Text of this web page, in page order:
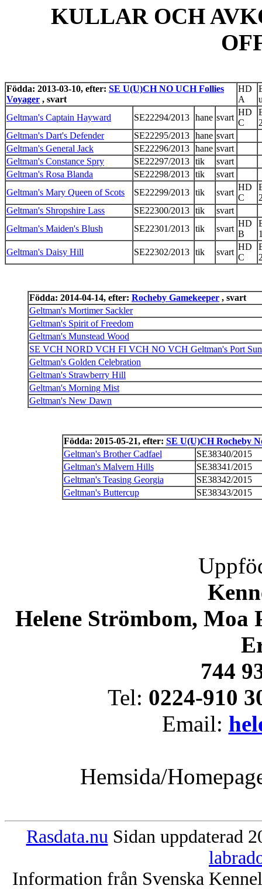
KULLAR OCH
Födda: 2013-03-10, efter: SE U(U)CH NO UCH Follies
Voyager , svart
HD
A
Geltman's Captain Hayward
SE22294/2013 hane svart
HD
C
Geltman's Dart's Defender
SE22295/2013 hane svart
Geltman's General Jack
SE22296/2013 hane svart
Geltman's Constance Spry
SE22297/2013 tik
svart
Geltman's Rosa Blanda
SE22298/2013 tik
svart
Geltman's Mary Queen of Scots
SE22299/2013 tik svart
HD
C
Geltman's Shropshire Lass
SE22300/2013 tik
svart
Geltman's Maiden's Blush
SE22301/2013 tik svart
HD
B
Geltman's Daisy Hill
SE22302/2013 tik svart
HD
C
Födda: 2014-04-14, efter: Rocheby Gamekeeper , svart
Geltman's Mortimer Sackler
Geltman's Spirit of Freedom
Geltman's Munstead Wood
SE VCH NORD VCH FI VCH NO VCH Geltman's Port
Geltman's Golden Celebration
Geltman's Strawberry Hill
Geltman's Morning Mist
Geltman's New Dawn
Födda: 2015-05-21, efter: SE U(U)CH Rocheby
Geltman's Brother Cadfael
SE38340/2015
Geltman's Malvern Hills
SE38341/2015
Geltman's Teasing Georgia
SE38342/2015
Geltman's Buttercup
SE38343/2015
Helene Strömbom, Moa
744
Tel: 0224-910
Email:
Hemsida/
Rasdata.nu Sidan uppdaterad
Information från Svenska